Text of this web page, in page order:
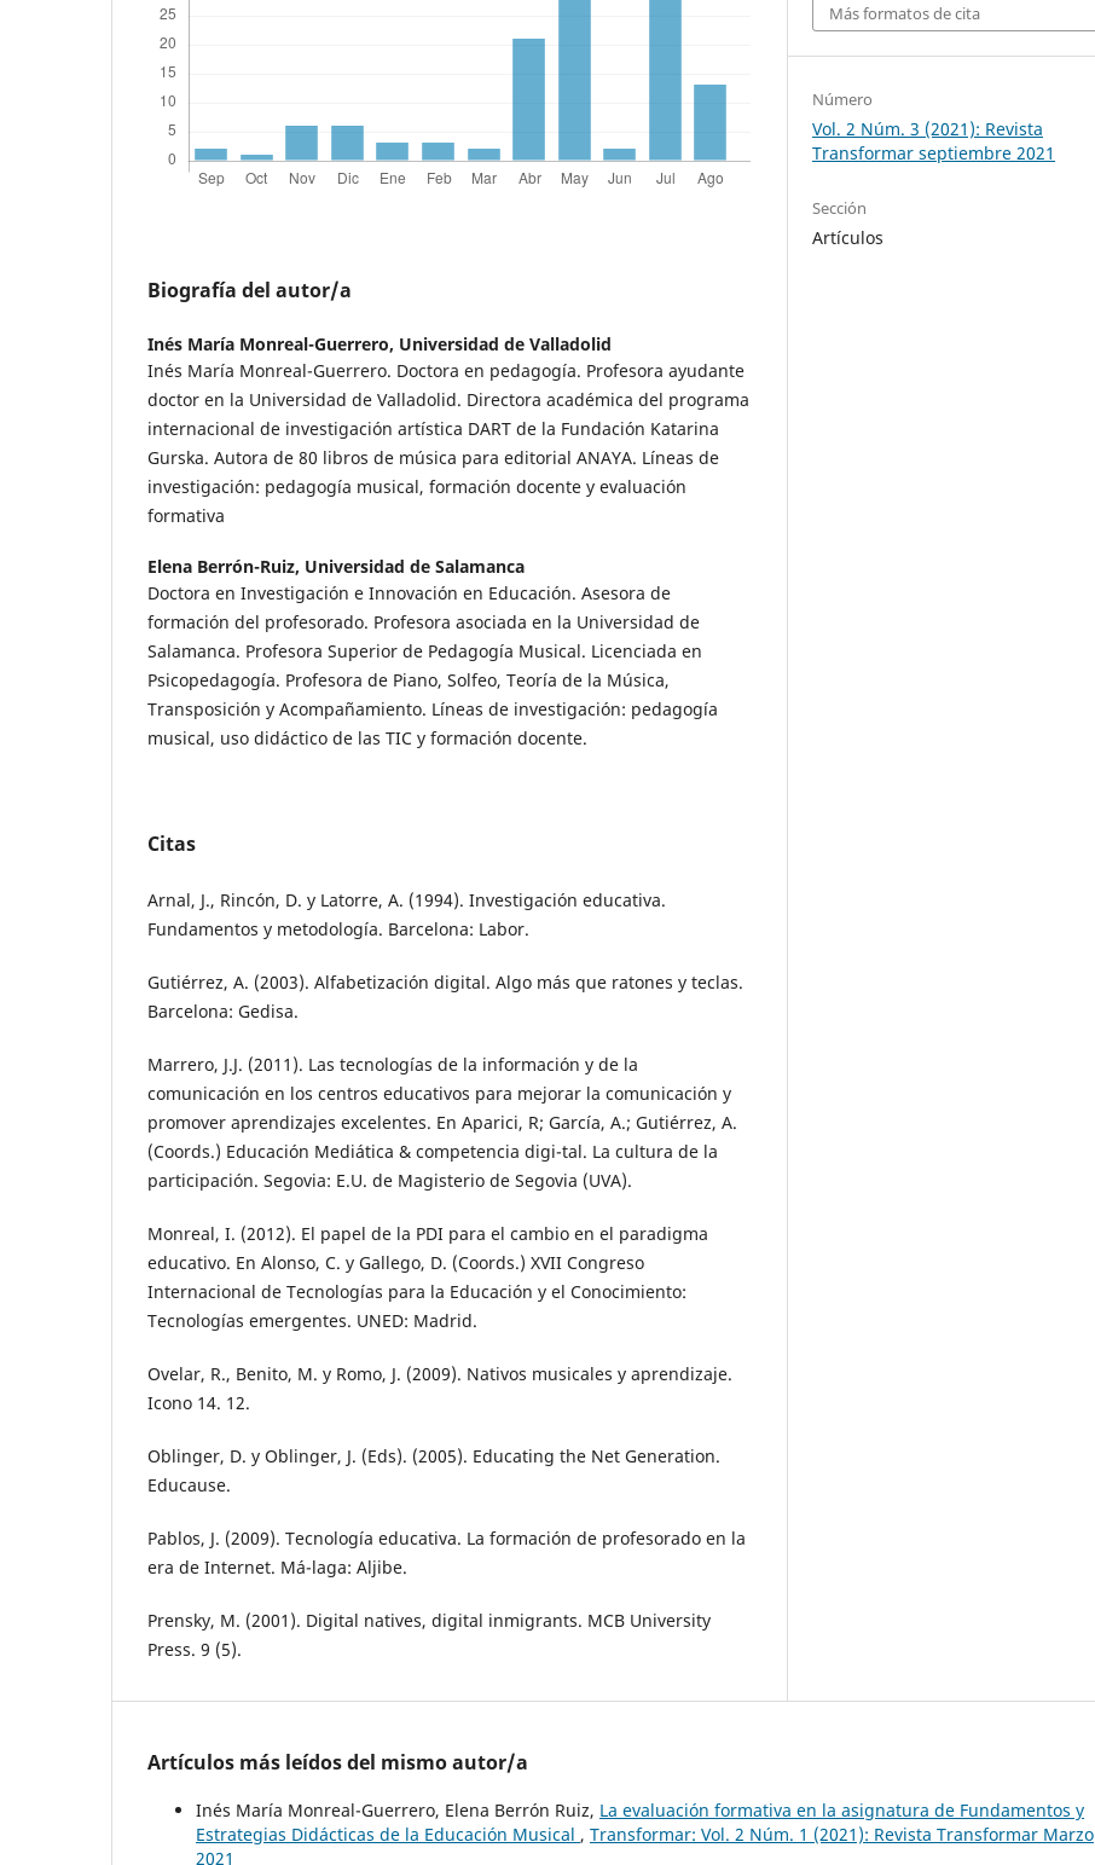
Biografía del autor/a
Inés María Monreal-Guerrero, Universidad de Valladolid
Inés María Monreal-Guerrero. Doctora en pedagogía. Profesora ayudante
doctor en la Universidad de Valladolid. Directora académica del programa
internacional de investigación artística DART de la Fundación Katarina
Gurska. Autora de 80 libros de música para editorial ANAYA. Líneas de
investigación: pedagogía musical, formación docente y evaluación
formativa
Elena Berrón-Ruiz, Universidad de Salamanca
Doctora en Investigación e Innovación en Educación. Asesora de
formación del profesorado. Profesora asociada en la Universidad de
Salamanca. Profesora Superior de Pedagogía Musical. Licenciada en
Psicopedagogía. Profesora de Piano, Solfeo, Teoría de la Música,
Transposición y Acompañamiento. Líneas de investigación: pedagogía
musical, uso didáctico de las TIC y formación docente.
Citas
Arnal, J., Rincón, D. y Latorre, A. (1994). Investigación educativa.
Fundamentos y metodología. Barcelona: Labor.
Gutiérrez, A. (2003). Alfabetización digital. Algo más que ratones y teclas.
Barcelona: Gedisa.
Marrero, J.J. (2011). Las tecnologías de la información y de la
comunicación en los centros educativos para mejorar la comunicación y
promover aprendizajes excelentes. En Aparici, R; García, A.; Gutiérrez, A.
(Coords.) Educación Mediática & competencia digi-tal. La cultura de la
participación. Segovia: E.U. de Magisterio de Segovia (UVA).
Monreal, I. (2012). El papel de la PDI para el cambio en el paradigma
educativo. En Alonso, C. y Gallego, D. (Coords.) XVII Congreso
Internacional de Tecnologías para la Educación y el Conocimiento:
Tecnologías emergentes. UNED: Madrid.
Ovelar, R., Benito, M. y Romo, J. (2009). Nativos musicales y aprendizaje.
Icono 14. 12.
Oblinger, D. y Oblinger, J. (Eds). (2005). Educating the Net Generation.
Educause.
Pablos, J. (2009). Tecnología educativa. La formación de profesorado en la
era de Internet. Má-laga: Aljibe.
Prensky, M. (2001). Digital natives, digital inmigrants. MCB University
Press. 9 (5).
Más formatos de cita
Número
Vol. 2 Núm. 3 (2021): Revista
Transformar septiembre 2021
Sección
Artículos
Artículos más leídos del mismo autor/a
Inés María Monreal-Guerrero, Elena Berrón Ruiz, La evaluación formativa en la asignatura de Fundamentos y
Estrategias Didácticas de la Educación Musical , Transformar: Vol. 2 Núm. 1 (2021): Revista Transformar Marzo
2021